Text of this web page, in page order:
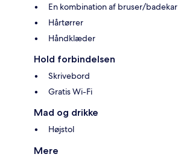
En kombination af bruser/badekar
Hårtørrer
Håndklæder
Hold forbindelsen
Skrivebord
Gratis Wi-Fi
Mad og drikke
Højstol
Mere